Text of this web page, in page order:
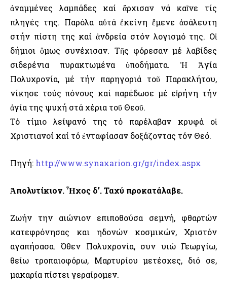
ἀναμμένες λαμπάδες καί ἄρχισαν νά καῖνε τίς
πληγές της. Παρόλα αὐτά ἐκείνη ἔμενε ἀσάλευτη
στήν πίστη της καί ἀνδρεία στόν λογισμό της. Οἱ
δήμιοι ὅμως συνέχισαν. Τῆς φόρεσαν μέ λαβίδες
σιδερένια πυρακτωμένα ὑποδήματα. Ἡ Ἁγία
Πολυχρονία, μέ τήν παρηγοριά τοῦ Παρακλήτου,
νίκησε τούς πόνους καί παρέδωσε μέ εἰρήνη τήν
ἁγία της ψυχή στά χέρια τοῦ Θεοῦ.
Τό τίμιο λείψανό της τό παρέλαβαν κρυφά οἱ
Χριστιανοί καί τό ἐνταφίασαν δοξάζοντας τόν Θεό.
Πηγή: http://www.synaxarion.gr/gr/index.aspx
Ἀπολυτίκιον. Ἦχος δ’. Ταχύ προκατάλαβε.
Ζωήν την αιώνιον επιποθούσα σεμνή, φθαρτών
κατεφρόνησας και ηδονών κοσμικών, Χριστόν
αγαπήσασα. Όθεν Πολυχρονία, συν υιώ Γεωργίω,
θείω τροπαιοφόρω, Μαρτυρίου μετέσχες, διό σε,
μακαρία πίστει γεραίρομεν.